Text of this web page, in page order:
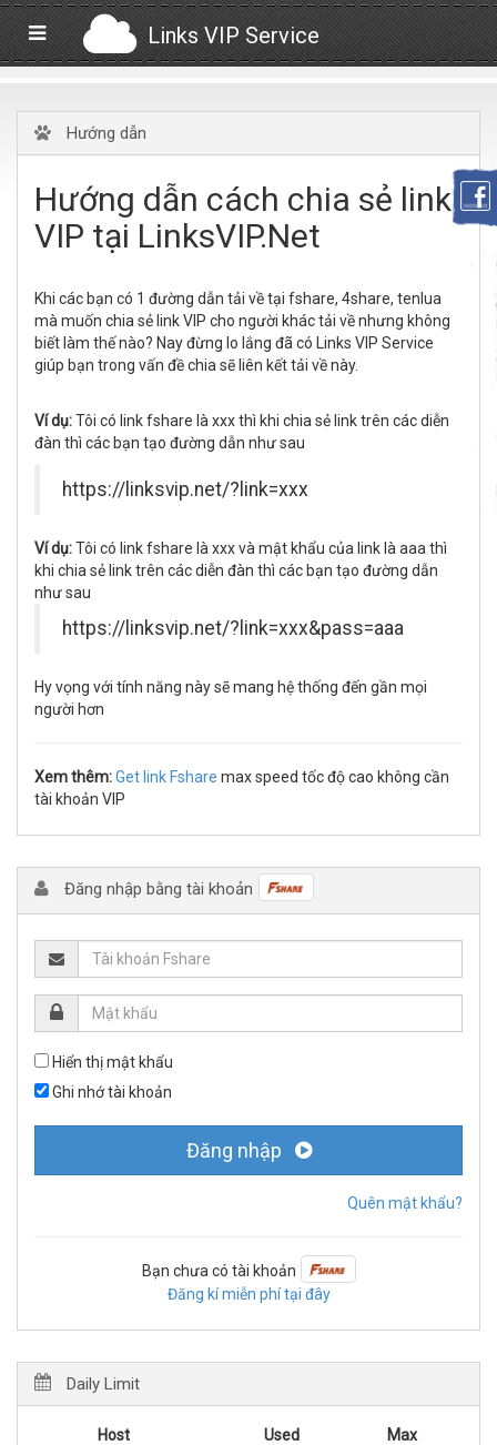
Links VIP Service
Hướng dẫn
Hướng dẫn cách chia sẻ link
VIP tại LinksVIP.Net
Khi các bạn có 1 đường dẫn tải về tại fshare, 4share, tenlua
mà muốn chia sẻ link VIP cho người khác tải về nhưng không
biết làm thế nào? Nay đừng lo lắng đã có Links VIP Service
giúp bạn trong vấn đề chia sẽ liên kết tải về này.
Ví dụ:Tôi có link fshare là xxx thì khi chia sẻ link trên các diễn
đàn thì các bạn tạo đường dẫn như sau
https://linksvip.net/?link=xxx
Ví dụ:Tôi có link fshare là xxx và mật khẩu của link là aaa thì
khi chia sẻ link trên các diễn đàn thì các bạn tạo đường dẫn
như sau
https://linksvip.net/?link=xxx&pass=aaa
Hy vọng với tính năng này sẽ mang hệ thống đến gần mọi
người hơn
Xem thêm:Get link Fshare max speed tốc độ cao không cần
tài khoản VIP
Đăng nhập bằng tài khoản
Hiển thị mật khẩu
Ghi nhớ tài khoản
Đăng nhập
Quên mật khẩu?
Bạn chưa có tài khoản
Đăng kí miễn phí tại đây
Daily Limit
Host Used
Max